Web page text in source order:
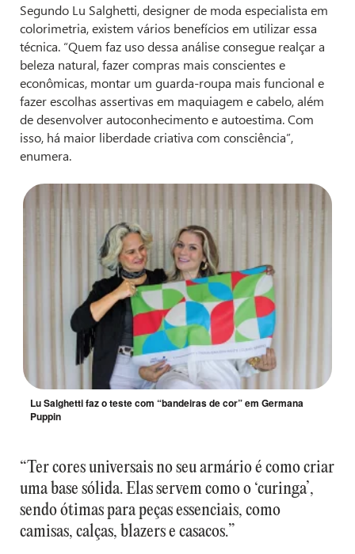
Segundo Lu Salghetti, designer de moda especialista em
colorimetria, existem vários benefícios em utilizar essa
técnica. “Quem faz uso dessa análise consegue realçar a
beleza natural, fazer compras mais conscientes e
econômicas, montar um guarda-roupa mais funcional e
fazer escolhas assertivas em maquiagem e cabelo, além
de desenvolver autoconhecimento e autoestima. Com
isso, há maior liberdade criativa com consciência”,
enumera.
Lu Salghetti faz o teste com “bandeiras de cor” em Germana
Puppin
“Ter cores universais no seu armário é como criar
uma base sólida. Elas servem como o ‘curinga’,
sendo ótimas para peças essenciais, como
camisas, calças, blazers e casacos.”